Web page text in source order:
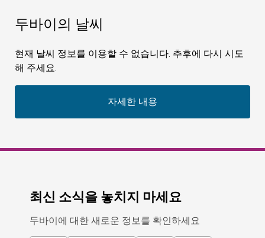
두바이의 날씨
현재 날씨 정보를 이용할 수 없습니다. 추후에 다시 시도
해 주세요.
자세한 내용
최신 소식을 놓치지 마세요
두바이에 대한 새로운 정보를 확인하세요